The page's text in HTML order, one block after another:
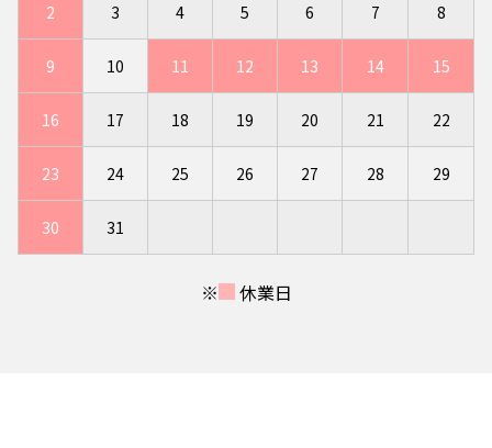
2 3 4 5 6 7 8
9 10 11 12 13 14 15
16 17 18 19 20 21 22
23 24 25 26 27 28 29
30 31
※ 休業日